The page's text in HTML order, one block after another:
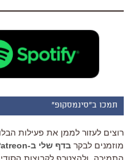
תמכו ב"סינמסקופ"
רוצים לעזור לממן את פעילות
מוזמנים לבקר בדף שלי ב-Patreon